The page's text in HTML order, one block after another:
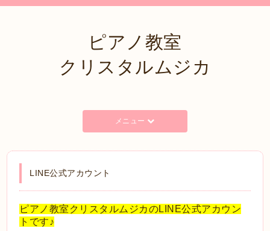
ピアノ教室
クリスタルムジカ
メニュー
LINE公式アカウント
ピアノ教室クリスタルムジカのLINE公式アカウン
トです♪